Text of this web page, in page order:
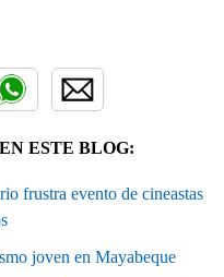
ESTE BLOG:
frustra evento de cineastas
joven en Mayabeque